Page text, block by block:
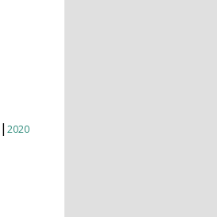
| 2020